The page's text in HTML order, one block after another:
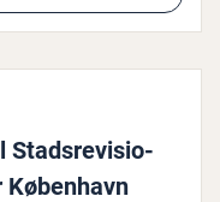
Stads­re­vi­sio­
København